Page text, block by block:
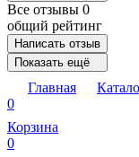
Все отзывы 0
общий рейтинг
Написать отзыв
Показать ещё
Главная
0
Корзина
0